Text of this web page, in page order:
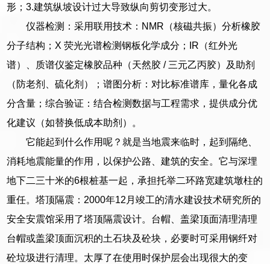
形；3.建筑纵坡设计过大导致纵向剪切变形过大。
仪器检测：采用联用技术：NMR（核磁共振）分析橡胶
分子结构；X 荧光光谱检测钢板化学成分；IR（红外光
谱）、质谱仪鉴定橡胶品种（天然胶 / 三元乙丙胶）及助剂
（防老剂、硫化剂）；谱图分析：对比标准谱库，量化各成
分含量；综合验证：结合检测数据与工程需求，提供成分优
化建议（如替换低成本助剂）。
它能起到什么作用呢？就是当地震来临时，起到隔绝、
消耗地震能量的作用，以保护公路、建筑的安全。它与深埋
地下二三十米的6根桩基一起，承担托举二环路宽建筑墩柱的
重任。塔顶隔震：2000年12月竣工的清水建设技术研究所的
安全安震馆采用了塔顶隔震设计。台帽、盖梁顶面清理清理
台帽或盖梁顶面沉积的土石块及砼块，必要时可采用钢纤对
砼垃圾进行清理。太厚了在使用时保护层会出现很大的变